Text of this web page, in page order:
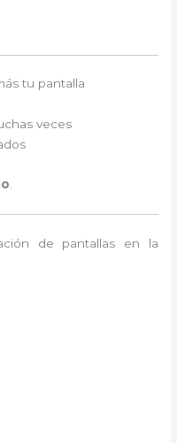
tu pantalla
veces
.
de pantallas en la